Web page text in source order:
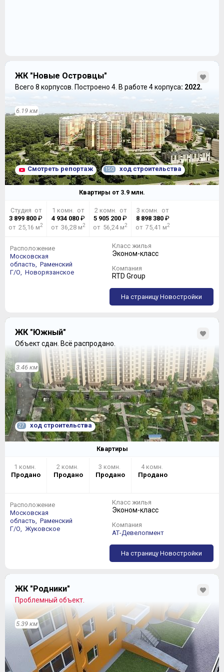
Наконец, самая большая студия в доме без учета
коэффициентов имеет почти 36 кв. м общей площади,
включая большой семиметровый балкон и в
дополнение к нему имеет еще одно большое окно.
Те квартиры, которым в разделе «планировки» на
сайте Комплекса присвоен индекс 1Е, отличаются от
студий лишь большим метражом – в остальном это те
же четыре стены и общее пространство. Вариант
поменьше ничем особо не выделяется:
А в той квартире, что побольше существует и
возможность сделать какое-никакое внутреннее
зонирование – в пользу этого говорит площадь за 42
кв. м и наличие второго окна, также выходящего на
огромную лоджию:
ЖК "Новые Островцы"
Всего 8 корпусов. Построено 4. В работе 4 корпуса: 2022.
6.19 км
Смотреть репортаж 150 ход строительства
Квартиры от 3.9 млн.
Студия от
3 899 800 ₽
от 25,16 м2
1 комн. от
4 934 080₽
от 36,28 м2
2 комн. от
5 905 200 ₽
от 56,24 м2
3 комн. от
8 898 380₽
от 75,41 м2
Расположение
Московская
область,
Раменский
Г/О,
Новорязанское
Класс жилья
Эконом-класс
Компания
RTD Group
На страницу Новостройки
ЖК "Южный"
Объект сдан. Всё распродано.
3.46 км
27 ход строительства
Квартиры
1 комн.
Продано
2 комн.
Продано
3 комн.
Продано
4 комн.
Продано
Расположение
Московская
область,
Раменский
Г/О,
Жуковское
Класс жилья
Эконом-класс
Компания
АТ-Девелопмент
На страницу Новостройки
ЖК "Родники"
Проблемный объект.
5.39 км